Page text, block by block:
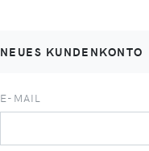
NEUES KUNDENKONTO
E-MAIL